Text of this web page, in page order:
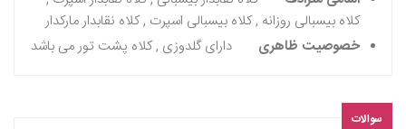
کلاه بیسبالی روزانه , کلاه بیسبالی اسپرت , کلاه نقابدار مارکدار
خصوصیت ظاهری
دارای گلدوزی , کلاه پشت تور می باشد
سوالات